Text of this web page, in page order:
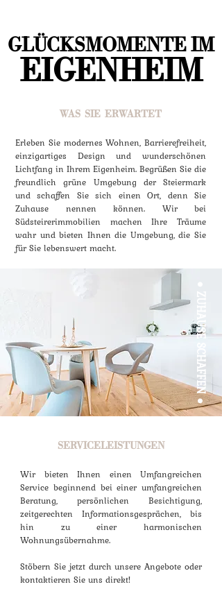
GLÜCKSMOMENTE IM
EIGENHEIM
WAS SIE ERWARTET
Erleben Sie modernes Wohnen, Barrierefreiheit,
einzigartiges Design und wunderschönen
Lichtfang in Ihrem Eigenheim. Begrüßen Sie die
freundlich grüne Umgebung der Steiermark
und schaffen Sie sich einen Ort, denn Sie
Zuhause nennen können. Wir bei
Südsteirerimmobilien machen Ihre Träume
wahr und bieten Ihnen die Umgebung, die Sie
für Sie lebenswert macht.
● ZUHAUSE SCHAFFEN ●
SERVICELEISTUNGEN
Wir bieten Ihnen einen Umfangreichen
Service beginnend bei einer umfangreichen
Beratung, persönlichen Besichtigung,
zeitgerechten Informationsgesprächen, bis
hin zu einer harmonischen
Wohnungsübernahme.
Stöbern Sie jetzt durch unsere Angebote oder
kontaktieren Sie uns direkt!